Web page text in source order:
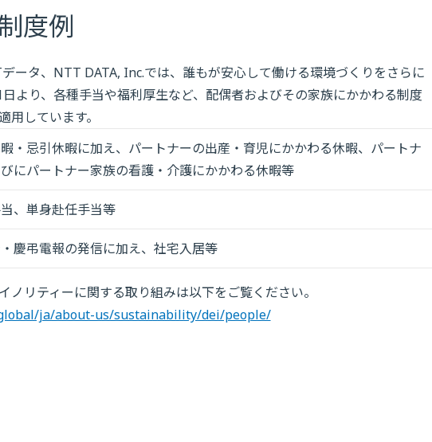
度例
ータ、NTT DATA, Inc.では、誰もが安心して働ける環境づくりをさらに
より、各種手当や福利厚生など、配偶者およびその家族にかかわる制度
用しています。
・忌引休暇に加え、パートナーの出産・育児にかかわる休暇、パートナ
にパートナー家族の看護・介護にかかわる休暇等
、単身赴任手当等
慶弔電報の発信に加え、社宅入居等
ノリティーに関する取り組みは以下をご覧ください。
ja/about-us/sustainability/dei/people/